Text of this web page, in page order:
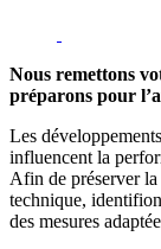
Nous remettons
préparons pour
Les
influencent la
Afin de préserver
technique,
des mesures